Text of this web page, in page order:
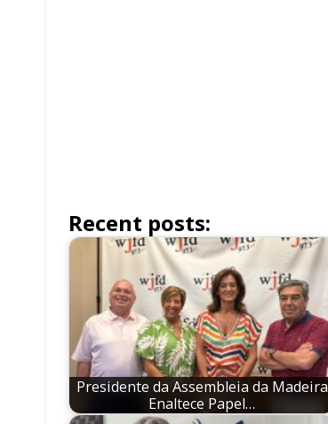
Recent posts:
Presidente da Assembleia da Madeira
Enaltece Papel…